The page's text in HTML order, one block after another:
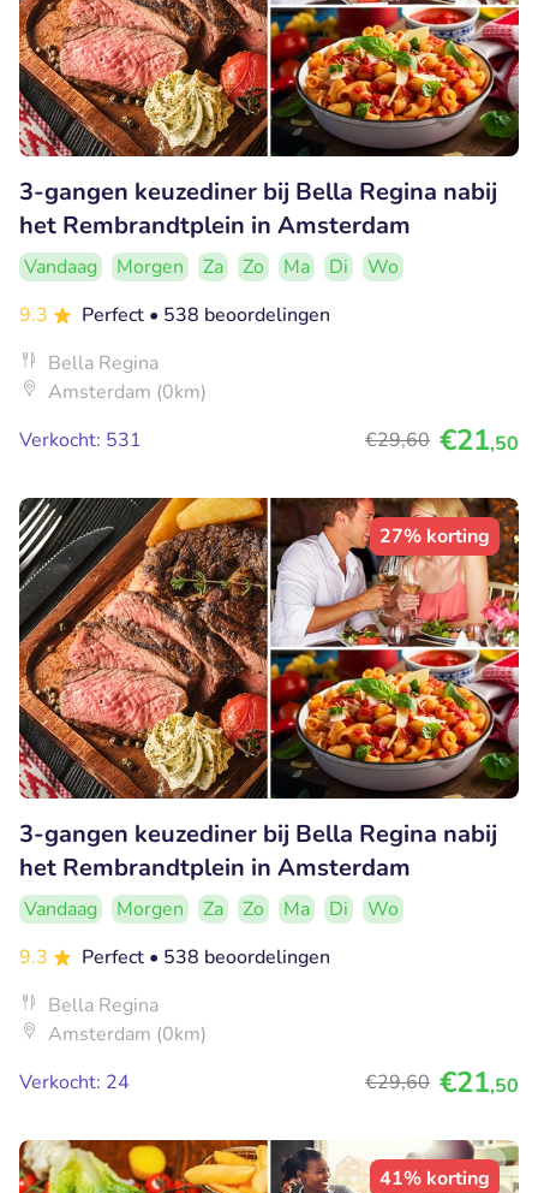
3-gangen keuzediner bij Bella Regina nabij
het Rembrandtplein in Amsterdam
Vandaag Morgen Za Zo Ma Di
Wo
9.3
Perfect • 538 beoordelingen
Bella Regina
Amsterdam (0km)
Verkocht: 531
€29,60 €21,50
27% korting
3-gangen keuzediner bij Bella Regina nabij
het Rembrandtplein in Amsterdam
Vandaag Morgen Za Zo Ma Di
Wo
9.3
Perfect • 538 beoordelingen
Bella Regina
Amsterdam (0km)
Verkocht: 24
€29,60 €21,50
41% korting